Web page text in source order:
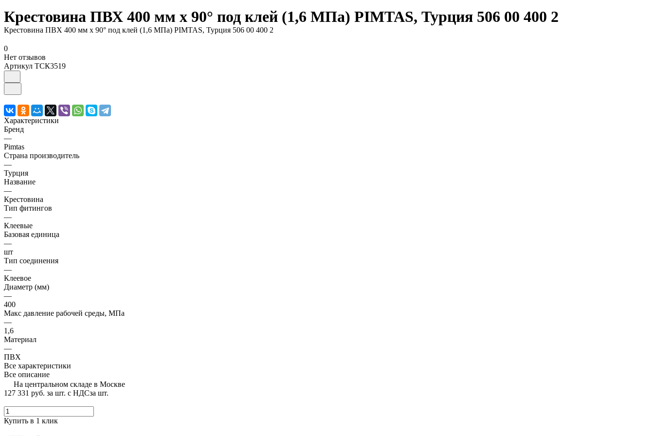
Крестовина ПВХ 400 мм х 90° под клей (1,6 МПа) PIMTAS, Турция 506 00 400 2
Крестовина ПВХ 400 мм х 90° под клей (1,6 МПа) PIMTAS, Турция 506 00 400 2
0
Нет отзывов
Артикул ТСК3519
Характеристики
Бренд
—
Pimtas
Страна производитель
—
Турция
Название
—
Крестовина
Тип фитингов
—
Клеевые
Базовая единица
—
шт
Тип соединения
—
Клеевое
Диаметр (мм)
—
400
Макс давление рабочей среды, МПа
—
1,6
Материал
—
ПВХ
Все характеристики
Все описание
На центральном складе в Москве
127 331 руб. за шт. с НДСза шт.
Купить в 1 клик